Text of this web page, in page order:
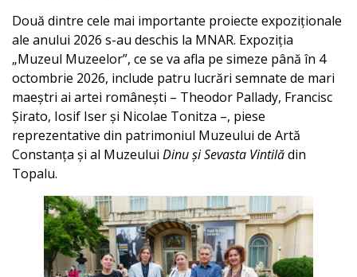
Două dintre cele mai importante proiecte expoziționale
ale anului 2026 s-au deschis la MNAR. Expoziția
„Muzeul Muzeelor”, ce se va afla pe simeze până în 4
octombrie 2026, include patru lucrări semnate de mari
maeștri ai artei românești – Theodor Pallady, Francisc
Șirato, Iosif Iser și Nicolae Tonitza –, piese
reprezentative din patrimoniul Muzeului de Artă
Constanța și al Muzeului Dinu și Sevasta Vintilădin
Topalu.